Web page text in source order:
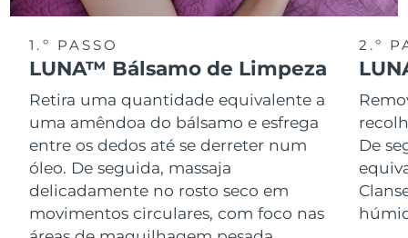
1.º PASSO
LUNA™ Bálsamo de Limpeza
Retira uma quantidade equivalente a
uma amêndoa do bálsamo e esfrega
entre os dedos até se derreter num
óleo. De seguida, massaja
delicadamente no rosto seco em
movimentos circulares, com foco nas
2.º
De